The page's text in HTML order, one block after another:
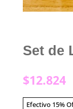
Set de
$12.824
Efectivo 15%